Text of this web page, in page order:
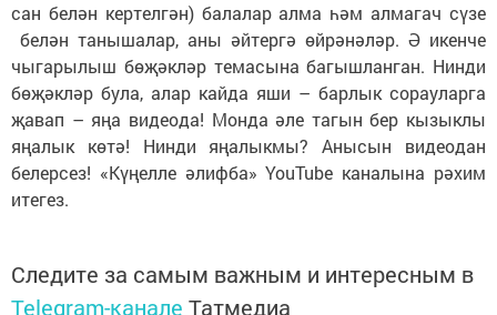
сан белән кертелгән) балалар алма һәм алмагач сүзе
белән танышалар, аны әйтергә өйрәнәләр. Ә икенче
чыгарылыш бөҗәкләр темасына багышланган. Нинди
бөҗәкләр була, алар кайда яши – барлык сорауларга
җавап – яңа видеода! Монда әле тагын бер кызыклы
яңалык көтә! Нинди яңалыкмы? Анысын видеодан
белерсез! «Күңелле әлифба» YouTube каналына рәхим
итегез.
Следите за самым важным и интересным в
Telegram-канале Татмедиа